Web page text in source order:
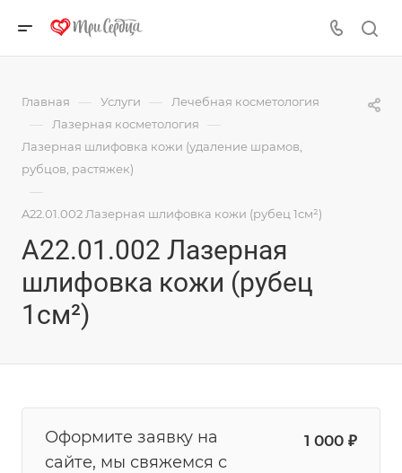
Главная — Услуги — Лечебная косметология
— Лазерная косметология —
Лазерная шлифовка кожи (удаление шрамов,
рубцов, растяжек)
—
A22.01.002 Лазерная шлифовка кожи (рубец 1см²)
A22.01.002 Лазерная
шлифовка кожи (рубец
1см²)
Оформите заявку на
сайте, мы свяжемся с
1 000 ₽